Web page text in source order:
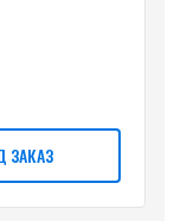
ЗАКАЗ